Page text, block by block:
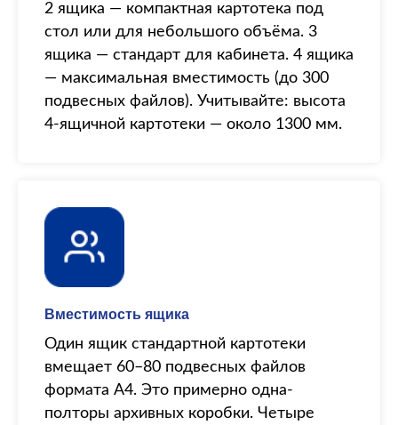
2 ящика — компактная картотека под
стол или для небольшого объёма. 3
ящика — стандарт для кабинета. 4 ящика
— максимальная вместимость (до 300
подвесных файлов). Учитывайте: высота
4-ящичной картотеки — около 1300 мм.
Вместимость ящика
Один ящик стандартной картотеки
вмещает 60–80 подвесных файлов
формата А4. Это примерно одна-
полторы архивных коробки. Четыре